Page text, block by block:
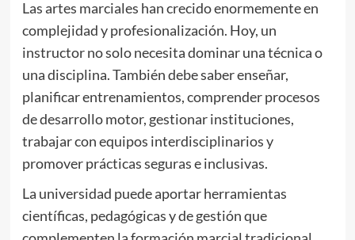
Las artes marciales han crecido enormemente en
complejidad y profesionalización. Hoy, un
instructor no solo necesita dominar una técnica o
una disciplina. También debe saber enseñar,
planificar entrenamientos, comprender procesos
de desarrollo motor, gestionar instituciones,
trabajar con equipos interdisciplinarios y
promover prácticas seguras e inclusivas.
La universidad puede aportar herramientas
científicas, pedagógicas y de gestión que